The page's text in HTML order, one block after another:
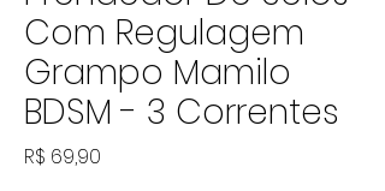
Com Regulagem
Grampo Mamilo
BDSM - 3 Correntes
R$ 69,90